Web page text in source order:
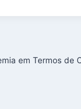
em Termos de